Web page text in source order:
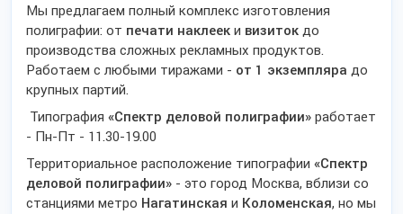
Мы предлагаем полный комплекс изготовления
полиграфии: от печати наклеек и визиток до
производства сложных рекламных продуктов.
Работаем с любыми тиражами - от 1 экземпляра до
крупных партий.
Типография «Спектр деловой полиграфии» работает
- Пн-Пт - 11.30-19.00
Территориальное расположение типографии «Спектр
деловой полиграфии» - это город Москва, вблизи со
станциями метро Нагатинская и Коломенская, но мы